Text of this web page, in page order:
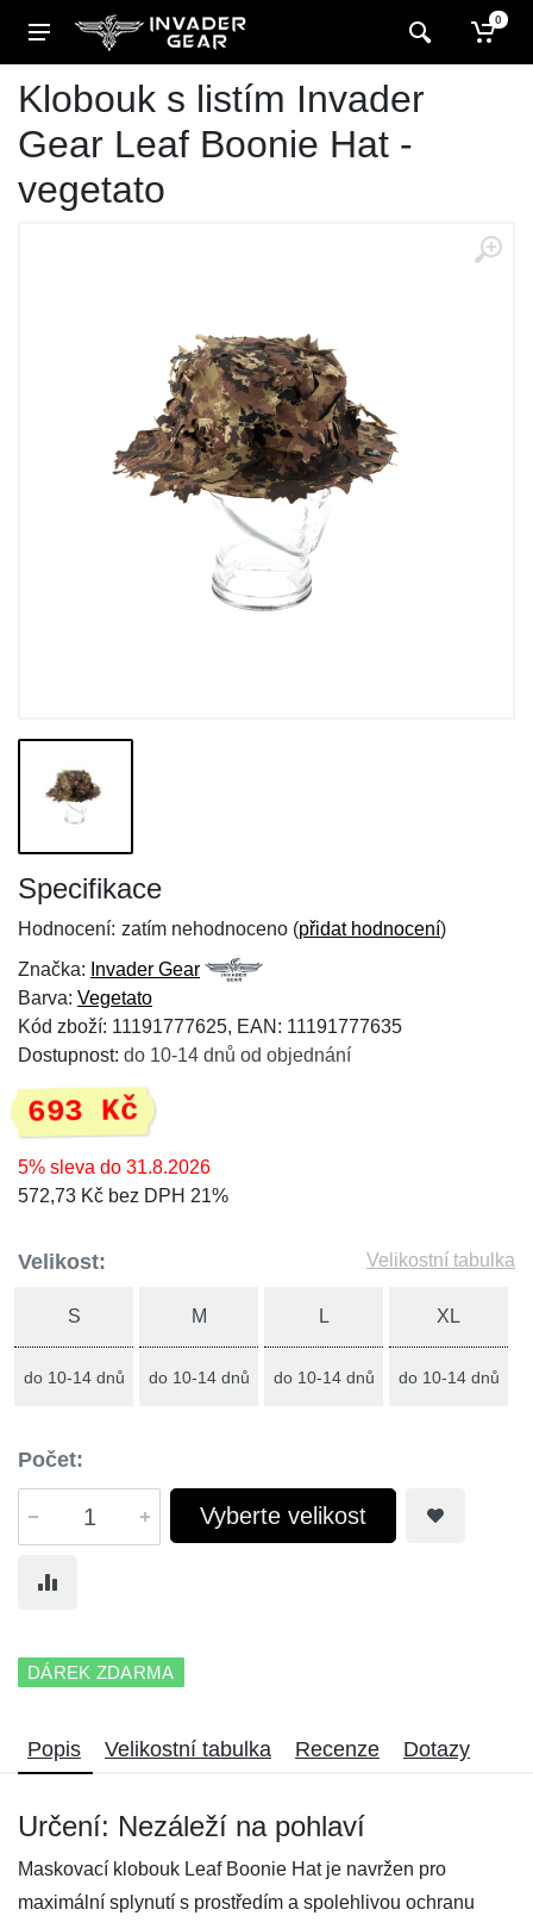
0
Klobouk s listím Invader
Gear Leaf Boonie Hat -
vegetato
Specifikace
Hodnocení: zatím nehodnoceno (přidat hodnocení)
Značka: Invader Gear
Barva: Vegetato
Kód zboží: 11191777625, EAN: 11191777635
Dostupnost: do 10-14 dnů od objednání
693 Kč
5% sleva do 31.8.2026
572,73 Kč bez DPH 21%
Velikost: Velikostní tabulka
S
do 10-14 dnů
M
do 10-14 dnů
L
do 10-14 dnů
XL
do 10-14 dnů
Počet:
Vyberte velikost
DÁREK ZDARMA
Popis Velikostní tabulka Recenze Dotazy
Určení: Nezáleží na pohlaví
Maskovací klobouk Leaf Boonie Hat je navržen pro
maximální splynutí s prostředím a spolehlivou ochranu